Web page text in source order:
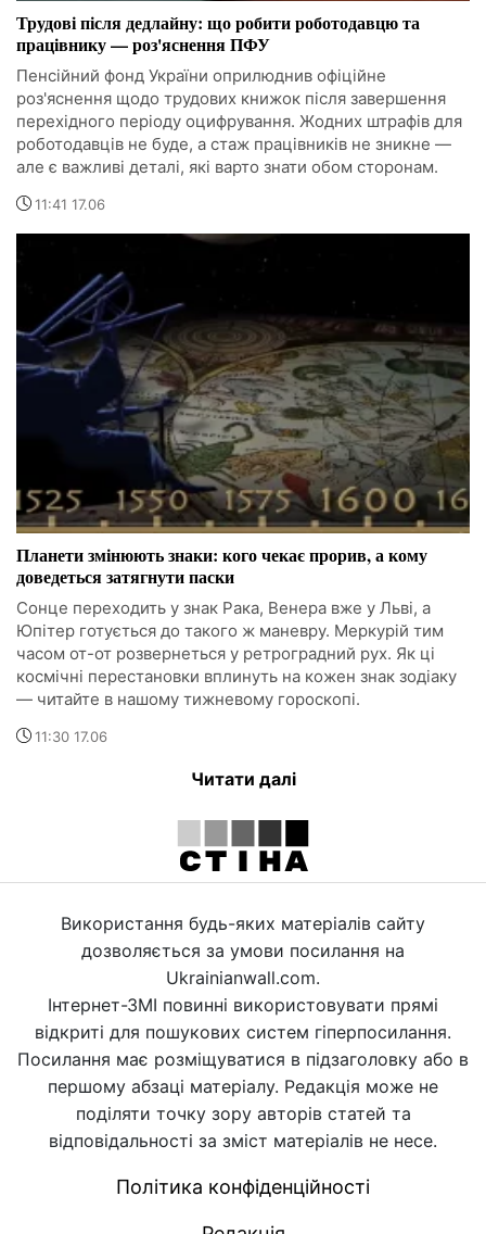
Трудові після дедлайну: що робити роботодавцю та
працівнику — роз'яснення ПФУ
Пенсійний фонд України оприлюднив офіційне
роз'яснення щодо трудових книжок після завершення
перехідного періоду оцифрування. Жодних штрафів для
роботодавців не буде, а стаж працівників не зникне —
але є важливі деталі, які варто знати обом сторонам.
11:41 17.06
Планети змінюють знаки: кого чекає прорив, а кому
доведеться затягнути паски
Сонце переходить у знак Рака, Венера вже у Льві, а
Юпітер готується до такого ж маневру. Меркурій тим
часом от-от розвернеться у ретроградний рух. Як ці
космічні перестановки вплинуть на кожен знак зодіаку
— читайте в нашому тижневому гороскопі.
11:30 17.06
Читати далі
Використання будь-яких матеріалів сайту
дозволяється за умови посилання на
Ukrainianwall.com.
Інтернет-ЗМІ повинні використовувати прямі
відкриті для пошукових систем гіперпосилання.
Посилання має розміщуватися в підзаголовку або в
першому абзаці матеріалу. Редакція може не
поділяти точку зору авторів статей та
відповідальності за зміст матеріалів не несе.
Політика конфіденційності